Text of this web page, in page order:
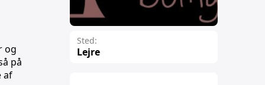
og
på
af
Sted:
Lejre